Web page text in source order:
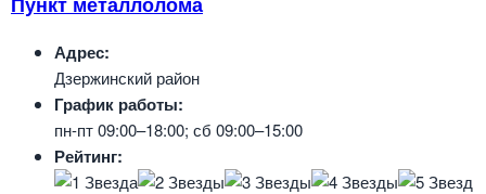
Адрес:
Дзержинский район
График работы:
пн-пт 09:00–18:00; сб 09:00–15:00
Рейтинг: